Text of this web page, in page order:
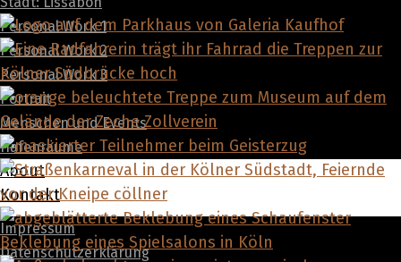
Personal Work 1
Personal Work 2
Personal Work 3
Portrait
Menschen und Events
Hafenräume
About
Kontakt
Impressum
Datenschutzerklärung